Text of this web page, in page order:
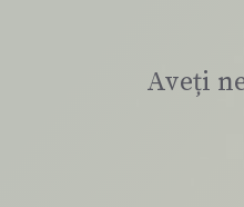
Aveți